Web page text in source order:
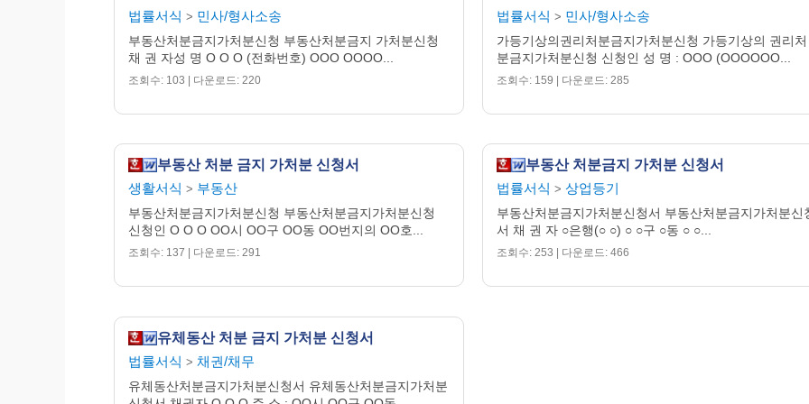
위와 같은 사유로 채권자는 이 사건 가처분신청에 이르렀는바, 채권자는 현재 경제적 형편이 어려우므로, 이
사건 가처분명령의 손해담보에 대한 담보제공은 민사집행법 제19조 제3항, 민사소송법 제122조에 의하여 보
증보험주식회사와 지급보증위탁계약을 맺은 문서를 제출하는 방법으로 담보제공을 할 수 있도록 허가하여
주시기 바랍니다.
1. 소갑 제1호증 채권자의 준비서면
1. 소갑 제2호증 신청외 ◈◈◈의 준비서면
1. 소갑 제3호증 신청외 ◈◈◈의 보호처분결정
1. 소갑 제4호증 부동산등기등본
첨 부 서 류
1. 토지대장등본 1통
1. 송달료납부서 1통
법률서식 > 민사/형사소송
부동산처분금지가처분신청 부동산처분금지 가처분신청
채 권 자성 명 O O O (전화번호) OOO OOOO...
조회수: 103 | 다운로드: 220
법률서식 > 민사/형사소송
가등기상의권리처분금지가처분신청 가등기상의 권리처
분금지가처분신청 신청인 성 명 : OOO (OOOOOO...
조회수: 159 | 다운로드: 285
부동산 처분 금지 가처분 신청서
생활서식 > 부동산
부동산처분금지가처분신청 부동산처분금지가처분신청
신청인 O O O OO시 OO구 OO동 OO번지의 OO호...
조회수: 137 | 다운로드: 291
부동산 처분금지 가처분 신청서
법률서식 > 상업등기
부동산처분금지가처분신청서 부동산처분금지가처분신
서 채 권 자 ○은행(○ ○) ○ ○구 ○동 ○ ○...
조회수: 253 | 다운로드: 466
유체동산 처분 금지 가처분 신청서
법률서식 > 채권/채무
유체동산처분금지가처분신청서 유체동산처분금지가처분